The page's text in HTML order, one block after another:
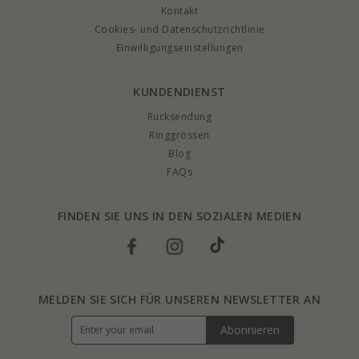
Kontakt
Cookies- und Datenschutzrichtlinie
Einwilligungseinstellungen
KUNDENDIENST
Rucksendung
Ringgrössen
Blog
FAQs
FINDEN SIE UNS IN DEN SOZIALEN MEDIEN
MELDEN SIE SICH FÜR UNSEREN NEWSLETTER AN
Abonnieren